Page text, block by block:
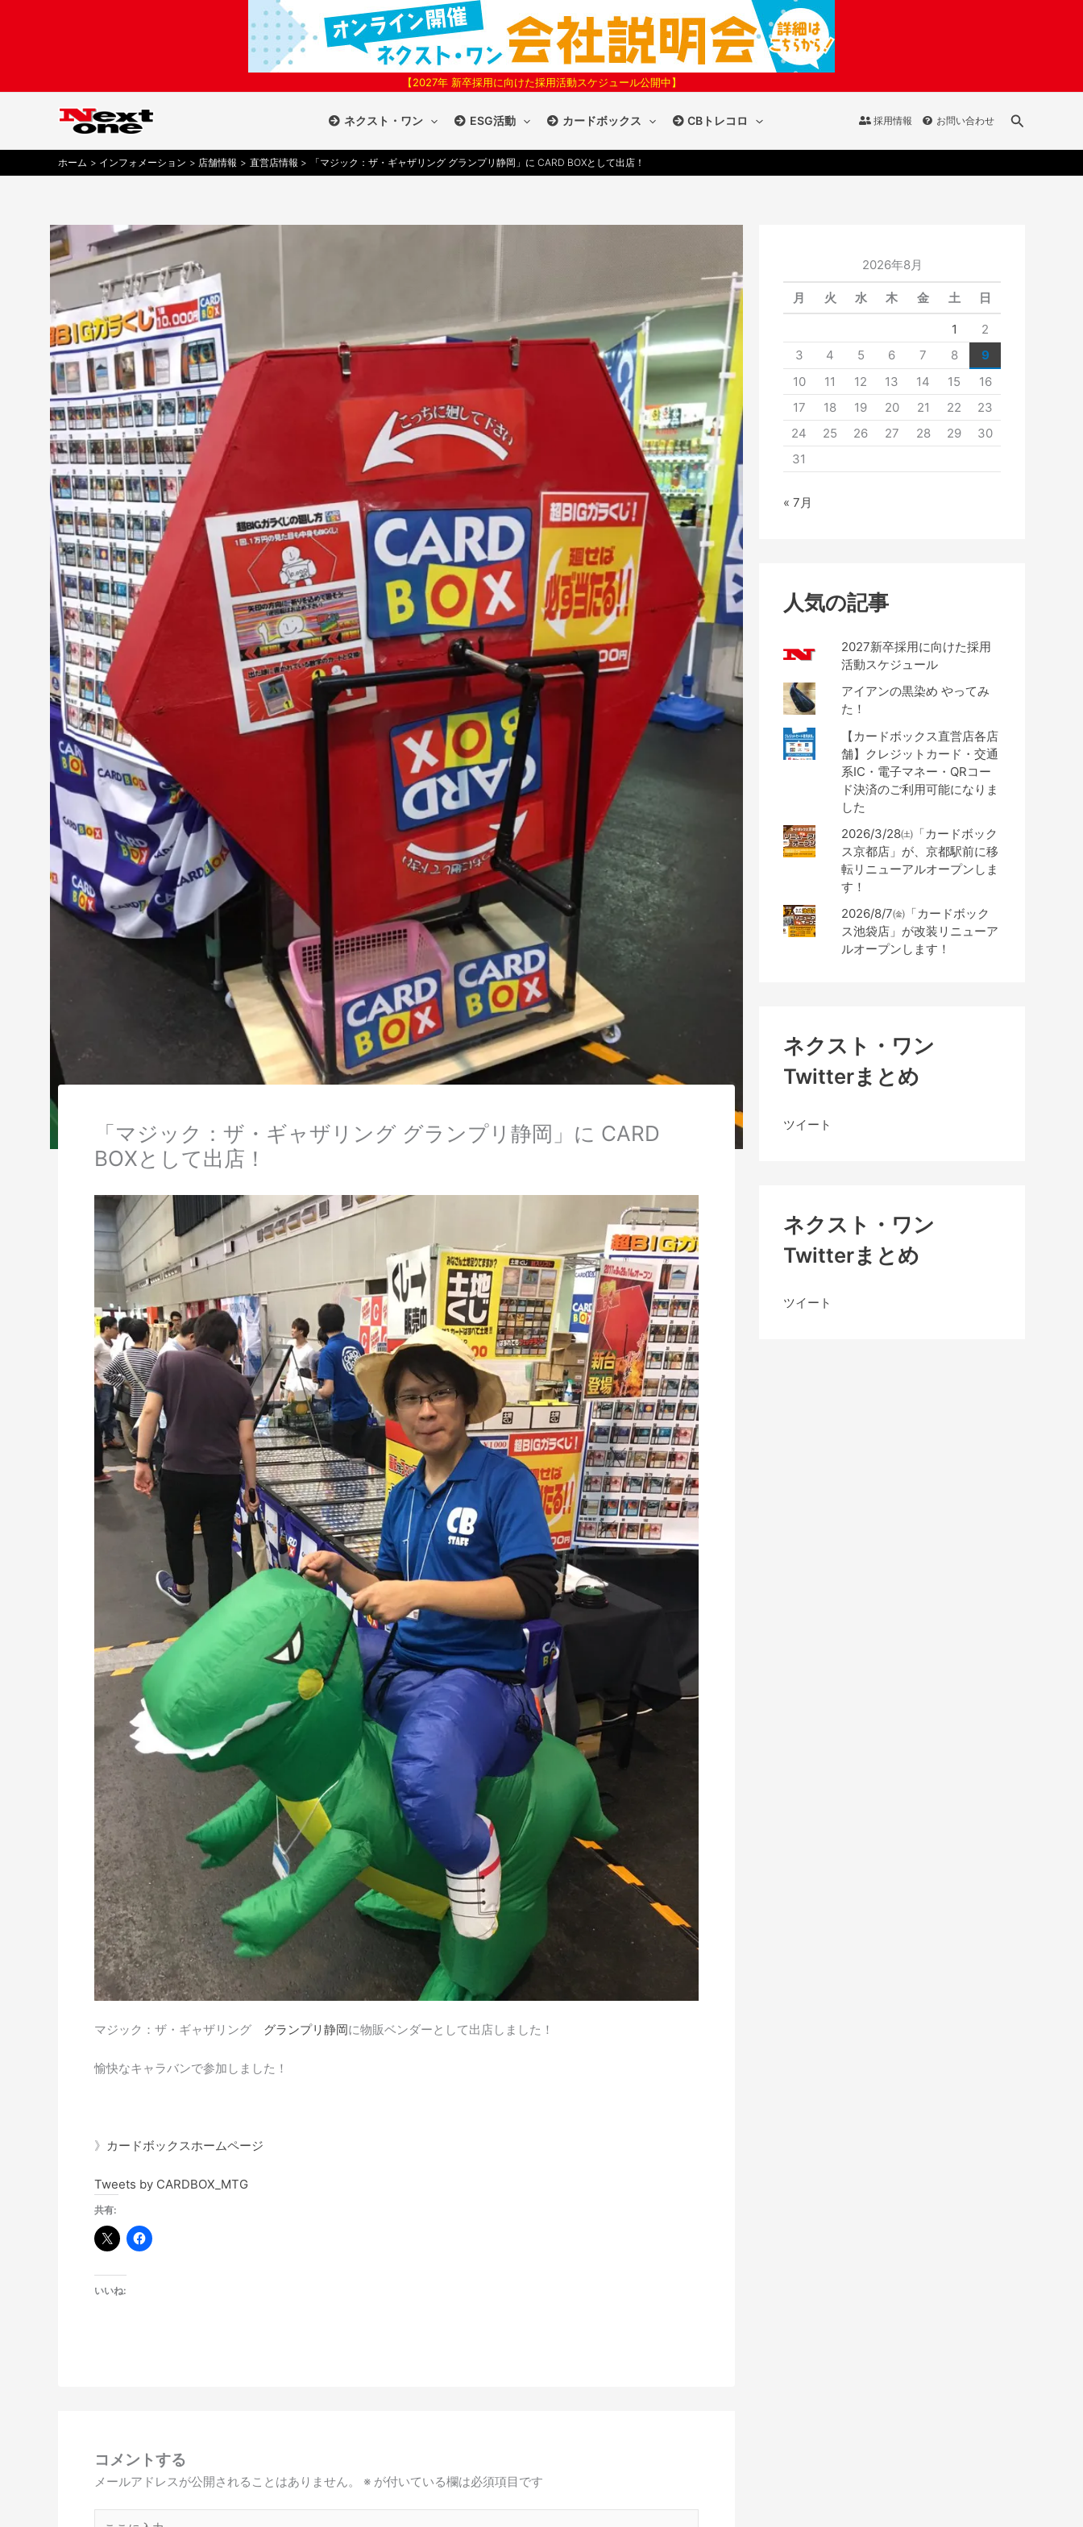
【2027年 新卒採用に向けた採用活動スケジュール公開中】
ネクスト・ワン ESG活動 カードボックス CBトレコロ 採用情報 お問い合わせ
検
ホーム インフォメーション 店舗情報 直営店情報 「マジック：ザ・ギャザリング グランプリ静岡」に CARD BOXとして出店！
「マジック：ザ・ギャザリング グランプリ静岡」に CARD
BOXとして出店！
マジック：ザ・ギャザリング グランプリ静岡に物販ベンダーとして出店しました！
愉快なキャラバンで参加しました！
》 カードボックスホームページ
Tweets by CARDBOX_MTG
共有:
いいね:
コメントする
メールアドレスが公開されることはありません。 ※ が付いている欄は必須項目です
2026年8月
月 火 水 木 金 土 日
1
2
3
4 5 6 7 8
9
10
11 12 13 14 15
16
17
18 19 20 21 22
23
24
25 26 27 28 29
30
31
« 7月
人気の記事
2027新卒採用に向けた採用
活動スケジュール
アイアンの黒染め やってみ
た！
【カードボックス直営店各店
舗】クレジットカード・交通
系IC・電子マネー・QRコー
ド決済のご利用可能になりま
した
2026/3/28㈯「カードボック
ス京都店」が、京都駅前に移
転リニューアルオープンしま
す！
2026/8/7㈮「カードボック
ス池袋店」が改装リニューア
ルオープンします！
ネクスト・ワン
Twitterまとめ
ツイート
ネクスト・ワン
Twitterまとめ
ツイート